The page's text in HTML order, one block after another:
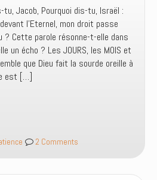
Jacob, Pourquoi dis-tu, Israël :
l’Eternel, mon droit passe
? Cette parole résonne-t-elle dans
un écho ? Les JOURS, les MOIS et
que Dieu fait la sourde oreille à
est […]
2 Comments